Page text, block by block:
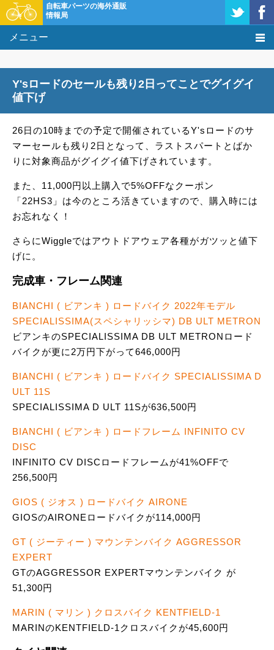
自転車パーツの海外通販
情報局
メニュー
購入方法
クーポン＆セール
Y'sロードのセールも残り2日ってことでグイグイ
値下げ
26日の10時までの予定で開催されているY'sロードのサ
マーセールも残り2日となって、ラストスパートとばか
りに対象商品がグイグイ値下げされています。
また、11,000円以上購入で5%OFFなクーポン
「22HS3」は今のところ活きていますので、購入時には
お忘れなく！
さらにWiggleではアウトドアウェア各種がガツッと値下
げに。
完成車・フレーム関連
BIANCHI ( ビアンキ ) ロードバイク 2022年モデル
SPECIALISSIMA(スペシャリッシマ) DB ULT METRON
ビアンキのSPECIALISSIMA DB ULT METRONロード
バイクが更に2万円下がって646,000円
BIANCHI ( ビアンキ ) ロードバイク SPECIALISSIMA D
ULT 11S
SPECIALISSIMA D ULT 11Sが636,500円
BIANCHI ( ビアンキ ) ロードフレーム INFINITO CV
DISC
INFINITO CV DISCロードフレームが41%OFFで
256,500円
GIOS ( ジオス ) ロードバイク AIRONE
GIOSのAIRONEロードバイクが114,000円
GT ( ジーティー ) マウンテンバイク AGGRESSOR
EXPERT
GTのAGGRESSOR EXPERTマウンテンバイク が
51,300円
MARIN ( マリン ) クロスバイク KENTFIELD-1
MARINのKENTFIELD-1クロスバイクが45,600円